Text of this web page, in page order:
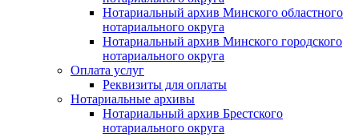
Нотариальный архив Минского областного
нотариального округа
Нотариальный архив Минского городского
нотариального округа
Оплата услуг
Реквизиты для оплаты
Нотариальные архивы
Нотариальный архив Брестского
нотариального округа